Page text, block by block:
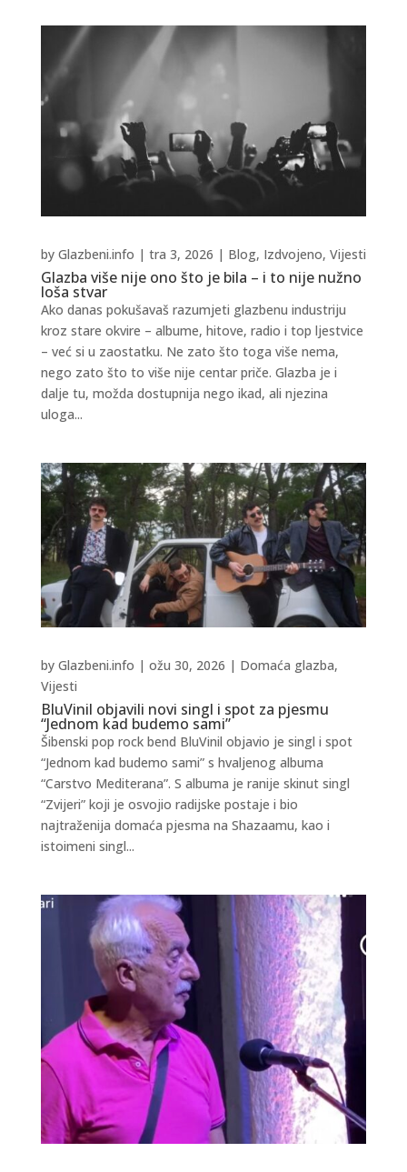
Glazba više nije ono što je bila – i to nije nužno
loša stvar
by Glazbeni.info | tra 3, 2026 | Blog, Izdvojeno, Vijesti
Ako danas pokušavaš razumjeti glazbenu industriju
kroz stare okvire – albume, hitove, radio i top ljestvice
– već si u zaostatku. Ne zato što toga više nema,
nego zato što to više nije centar priče. Glazba je i
dalje tu, možda dostupnija nego ikad, ali njezina
uloga...
BluVinil objavili novi singl i spot za pjesmu
“Jednom kad budemo sami”
by Glazbeni.info | ožu 30, 2026 | Domaća glazba,
Vijesti
Šibenski pop rock bend BluVinil objavio je singl i spot
“Jednom kad budemo sami” s hvaljenog albuma
“Carstvo Mediterana”. S albuma je ranije skinut singl
“Zvijeri” koji je osvojio radijske postaje i bio
najtraženija domaća pjesma na Shazaamu, kao i
istoimeni singl...